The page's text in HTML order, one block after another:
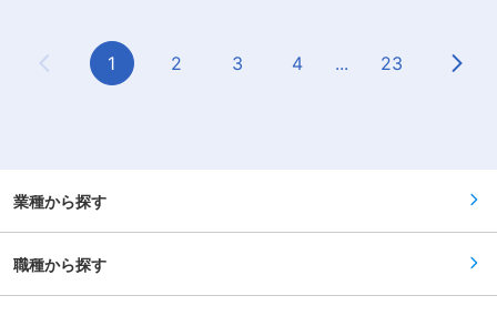
術を提供できます。 ・中部圏で800t以上のプレ
ス設備を保有し、「超ハイテン材」の加工実績の
あるメーカーは大変少なく、自動車業界を筆頭に
ルが注目され、製造工程でのCO2削減、軽量で燃
プ思考の方々が毎年ご入社されています。そのた
め、切磋琢磨できる環境が整っていることを魅力
に感じていただける方が多いです。 ・製造管理と
だける方、接遇（接客）が好きな人を特に強く募
集します。 ■職務の特徴 ・医療事務、診療助
手・・・医療事務および診療時の助手（医師が記
ルも完備されており、未経験でも丁寧にサポート
いたします。実際に当院で活躍しているスタッフ
は医療職未経験が多いです。 ■組織構成：現在、
い年齢層の組織構成です。ただ、開業して１０年
Previous Page
1 2 3 4 ... 23
業種から探す
職種から探す